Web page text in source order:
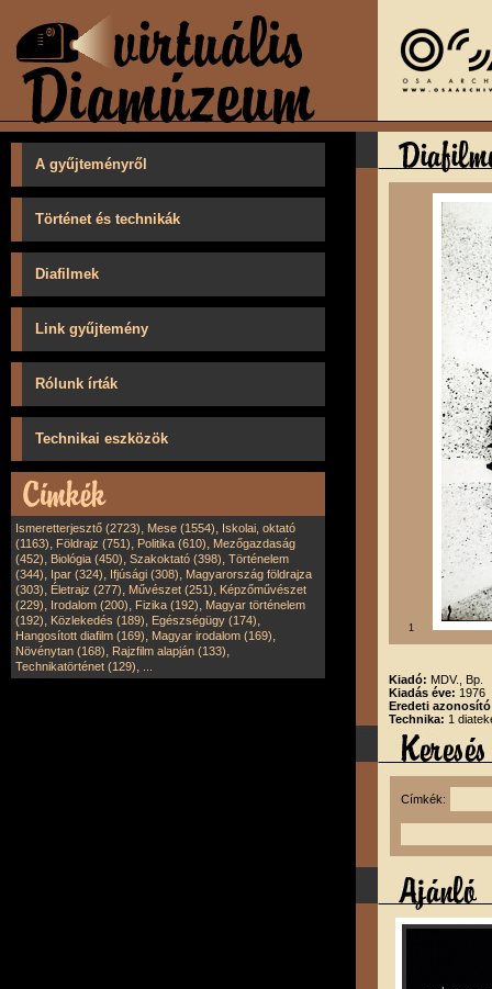
A gyűjteményről
Történet és technikák
Diafilmek
Link gyűjtemény
Rólunk írták
Technikai eszközök
Ismeretterjesztő (2723), Mese (1554), Iskolai, oktató
(1163), Földrajz (751), Politika (610), Mezőgazdaság
(452), Biológia (450), Szakoktató (398), Történelem
(344), Ipar (324), Ifjúsági (308), Magyarország földrajza
(303), Életrajz (277), Művészet (251), Képzőművészet
(229), Irodalom (200), Fizika (192), Magyar történelem
(192), Közlekedés (189), Egészségügy (174),
Hangosított diafilm (169), Magyar irodalom (169),
Növénytan (168), Rajzfilm alapján (133),
Technikatörténet (129),
1
Kiadó: MDV., Bp.
Kiadás éve: 1976
Eredeti
Technika: 1
Címkék: